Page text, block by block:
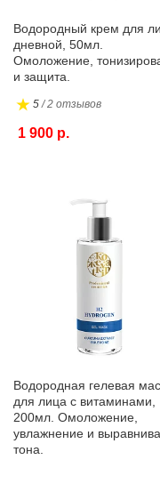
Водородный крем для
дневной, 50мл.
Омоложение,
и защита.
5/ 2 отзывов
1 900 р.
Водородная гелевая
для лица с витаминами,
200мл. Омоложение,
увлажнение и
тона.